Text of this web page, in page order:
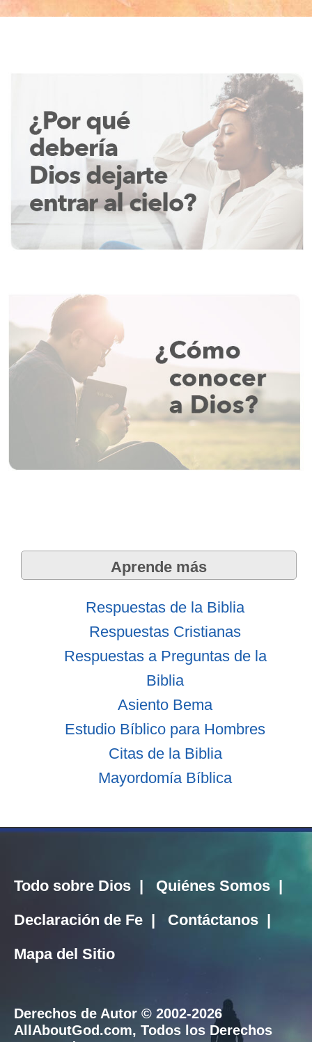
Aprende más
Respuestas de la Biblia
Respuestas Cristianas
Respuestas a Preguntas de la
Biblia
Asiento Bema
Estudio Bíblico para Hombres
Citas de la Biblia
Mayordomía Bíblica
Todo sobre Dios | Quiénes Somos |
Declaración de Fe | Contáctanos |
Mapa del Sitio
Derechos de Autor © 2002-2026
AllAboutGod.com, Todos los Derechos